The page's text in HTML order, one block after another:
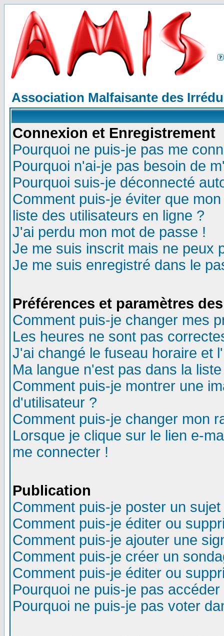
Association Malfaisante des
Connexion et Enregistrement
Pourquoi ne puis-je pas me
Pourquoi n'ai-je pas besoin de
Pourquoi suis-je déconnecté
Comment puis-je éviter que
liste des utilisateurs en ligne ?
J'ai perdu mon mot de passe !
Je me suis inscrit mais ne peux
Je me suis enregistré dans le
Préférences et paramètres
Comment puis-je changer mes
Les heures ne sont pas
J'ai changé le fuseau horaire et
Ma langue n'est pas dans la
Comment puis-je montrer une
d'utilisateur ?
Comment puis-je changer mon
Lorsque je clique sur le lien e-
me connecter !
Publication
Comment puis-je poster un
Comment puis-je éditer ou
Comment puis-je ajouter une
Comment puis-je créer un
Comment puis-je éditer ou
Pourquoi ne puis-je pas
Pourquoi ne puis-je pas voter